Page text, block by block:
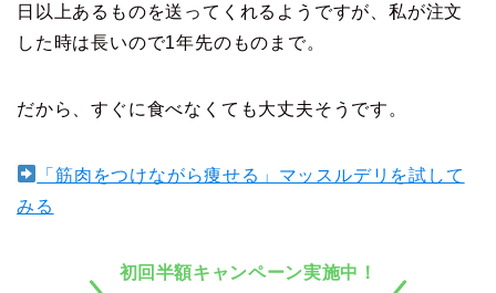
日以上あるものを送ってくれるようですが、私が注文
した時は長いので1年先のものまで。
だから、すぐに食べなくても大丈夫そうです。
「筋肉をつけながら痩せる」マッスルデリを試して
みる
初回半額キャンペーン実施中！